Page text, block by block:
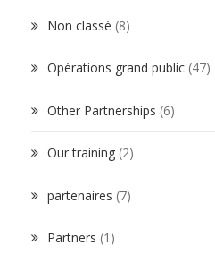
Non classé (8)
Opérations grand public (47)
Other Partnerships (6)
Our training (2)
partenaires (7)
Partners (1)